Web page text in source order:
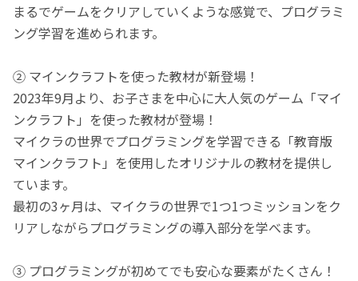
まるでゲームをクリアしていくような感覚で、プログラミ
ング学習を進められます。
② マインクラフトを使った教材が新登場！
2023年9月より、お子さまを中心に大人気のゲーム「マイ
ンクラフト」を使った教材が登場！
マイクラの世界でプログラミングを学習できる「教育版
マインクラフト」を使用したオリジナルの教材を提供し
ています。
最初の3ヶ月は、マイクラの世界で1つ1つミッションをク
リアしながらプログラミングの導入部分を学べます。
③ プログラミングが初めてでも安心な要素がたくさん！